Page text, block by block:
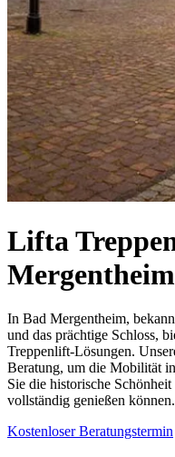
Lifta
Mergentheim
In Bad Mergentheim,
und das prächtige Schloss,
Treppenlift-Lösungen.
Beratung, um die Mobilität
Sie die historische
vollständig genießen können.
Kostenloser Beratungstermin